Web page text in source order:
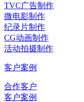
TVC广告制作
微电影制作
纪录片制作
CG动画制作
活动拍摄制作
客户案例
合作客户
客户案例